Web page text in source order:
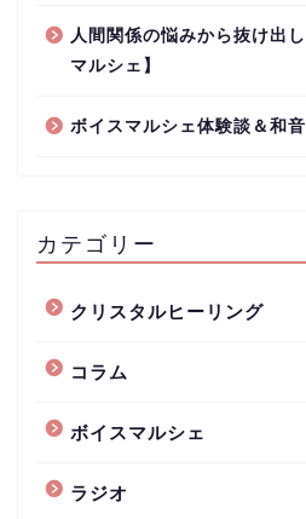
人間関係の悩みから抜け出
マルシェ】
ボイスマルシェ体験談＆和
カテゴリー
クリスタルヒーリング
コラム
ボイスマルシェ
ラジオ